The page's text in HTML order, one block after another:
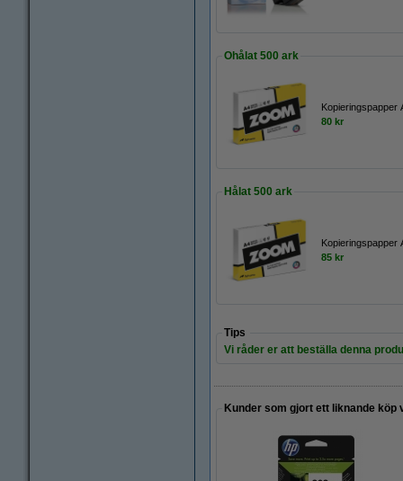
Ohålat 500 ark
Kopieringspapper
80 kr
Hålat 500 ark
Kopieringspapper
85 kr
Tips
Vi råder er att beställa denna
Kunder som gjort ett liknande